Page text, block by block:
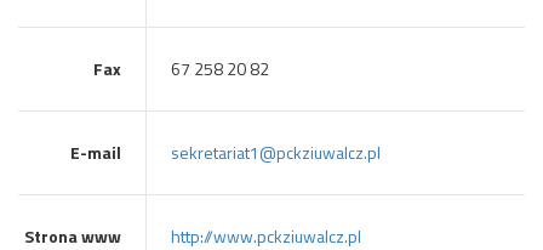
Fax 67 258 20 82
E-mail sekretariat1@pckziuwalcz.pl
Strona www http://www.pckziuwalcz.pl